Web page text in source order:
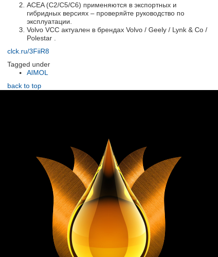
ACEA (C2/C5/C6) применяются в экспортных и
гибридных версиях – проверяйте руководство по
эксплуатации.
Volvo VCC актуален в брендах Volvo / Geely / Lynk & Co /
Polestar .
clck.ru/3FiiR8
Tagged under
AIMOL
back to top